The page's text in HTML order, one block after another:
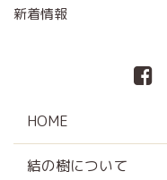
新着情報
HOME
結の樹について